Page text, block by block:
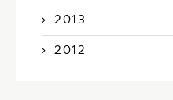
2013
2012